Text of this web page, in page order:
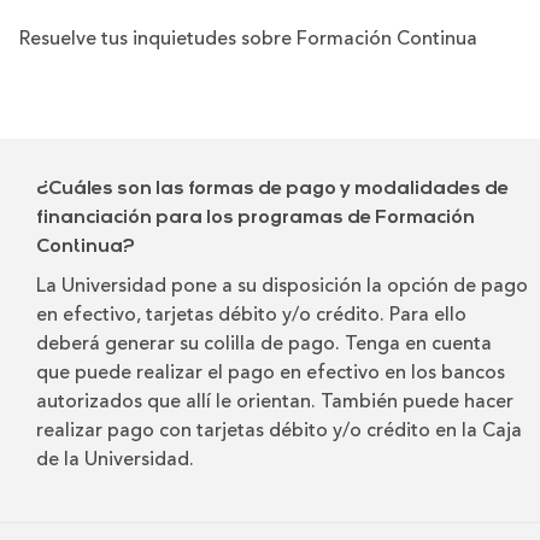
Resuelve tus inquietudes sobre Formación Continua
¿Cuáles son las formas de pago y modalidades de
financiación para los programas de Formación
Continua?
La Universidad pone a su disposición la opción de pago
en efectivo, tarjetas débito y/o crédito. Para ello
deberá generar su colilla de pago. Tenga en cuenta
que puede realizar el pago en efectivo en los bancos
autorizados que allí le orientan. También puede hacer
realizar pago con tarjetas débito y/o crédito en la Caja
de la Universidad.